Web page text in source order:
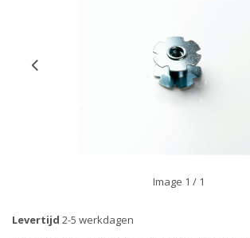
Image 1 / 1
Levertijd 2-5 werkdagen